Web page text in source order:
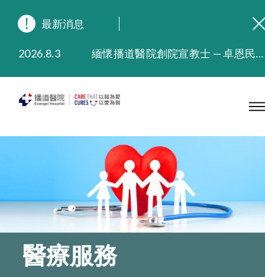
最新消息
2026.8.3
緬懷播道醫院創院宣教士 — 卓恩民醫生香港追思會
2025.9.23
本院在暴雨或颱風警告信號 (包括黑色暴雨及8號或以上熱帶氣旋警告信號) 下，仍會維持有限度服務。如有查詢，可致電2711 5222。
2025.7.21
播道醫院手機App已推出查閱病歷記錄及求診資料功能，請即下載
醫療服務